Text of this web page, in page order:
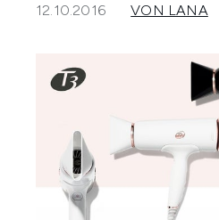
12.10.2016 VON LANA